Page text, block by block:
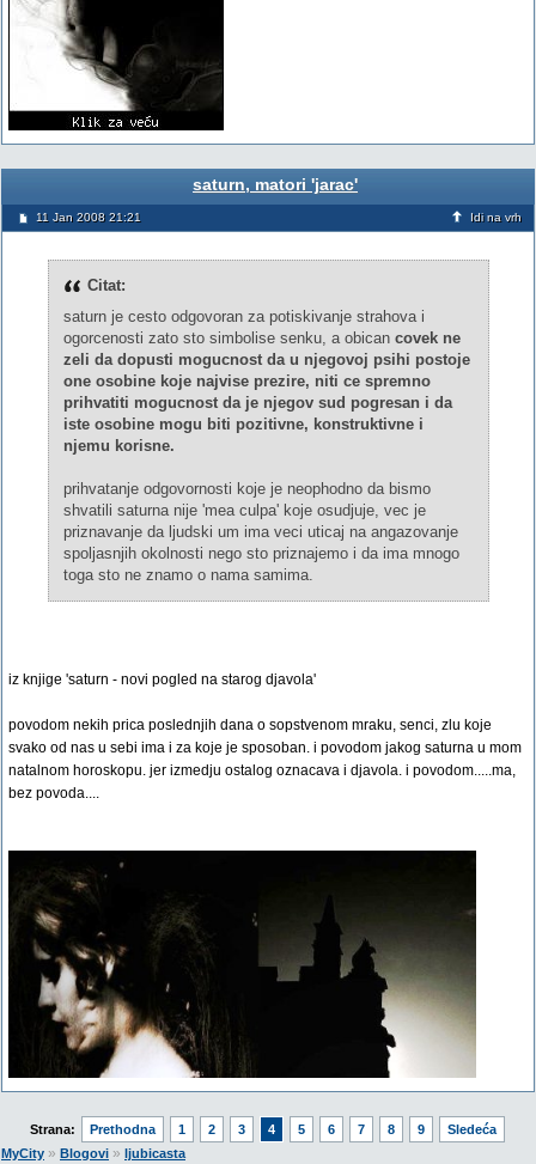
saturn, matori 'jarac'
11 Jan 2008 21:21 Idi na vrh
Citat:
saturn je cesto odgovoran za potiskivanje strahova i
ogorcenosti zato sto simbolise senku, a obican covek ne
zeli da dopusti mogucnost da u njegovoj psihi postoje
one osobine koje najvise prezire, niti ce spremno
prihvatiti mogucnost da je njegov sud pogresan i da
iste osobine mogu biti pozitivne, konstruktivne i
njemu korisne.
prihvatanje odgovornosti koje je neophodno da bismo
shvatili saturna nije 'mea culpa' koje osudjuje, vec je
priznavanje da ljudski um ima veci uticaj na angazovanje
spoljasnjih okolnosti nego sto priznajemo i da ima mnogo
toga sto ne znamo o nama samima.
iz knjige 'saturn - novi pogled na starog djavola'
povodom nekih prica poslednjih dana o sopstvenom mraku, senci, zlu koje
svako od nas u sebi ima i za koje je sposoban. i povodom jakog saturna u mom
natalnom horoskopu. jer izmedju ostalog oznacava i djavola. i povodom.....ma,
bez povoda....
Strana: Prethodna 1 2 3 4 5 6 7 8 9
Sledeća
MyCity » Blogovi » ljubicasta